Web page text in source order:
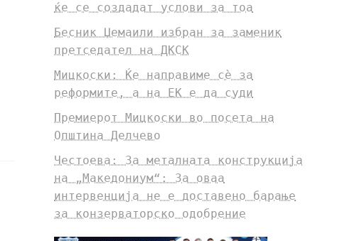
ќе се создадат услови за тоа
Бесник Џемаили избран за заменик
претседател на ДКСК
Мицкоски: Ќе направиме сè за
реформите, а на ЕК е да суди
Премиерот Мицкоски во посета на
Општина Делчево
Честоева: За металната конструкција
на „Македониум“: За оваа
интервенција не е доставено барање
за конзерваторско одобрение